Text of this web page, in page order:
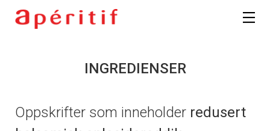
INGREDIENSER
Oppskrifter som inneholder redusert